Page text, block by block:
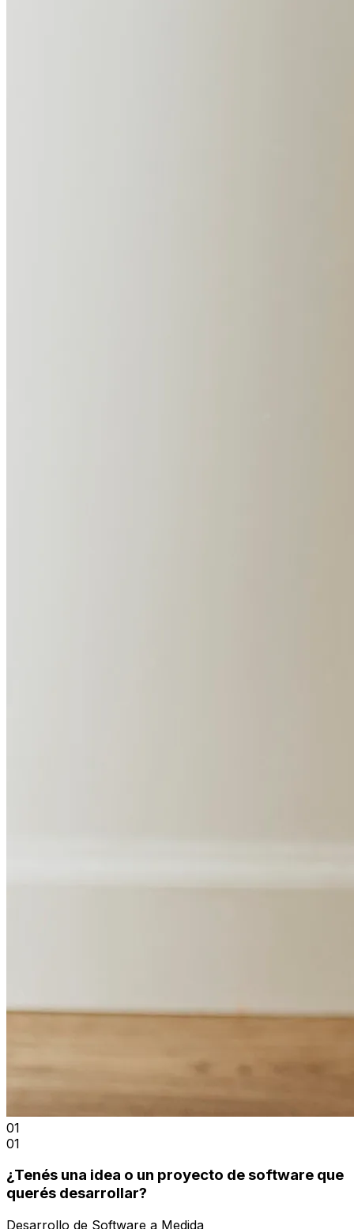
01
01
¿Tenés una idea o un proyecto de software que
querés desarrollar?
Desarrollo de Software a Medida